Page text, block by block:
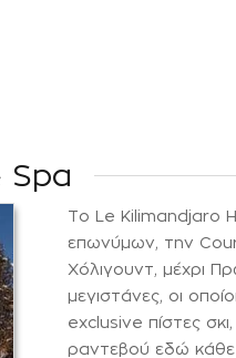
Spa
Το Le Kilimandjaro
επωνύμων, την
Χόλιγουντ, μέχρι
μεγιστάνες, οι
exclusive πίστες
ραντεβού εδώ κάθε